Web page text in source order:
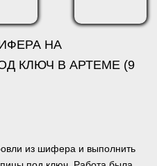
НА
КЛЮЧ В АРТЕМЕ (9
из шифера и выполнить